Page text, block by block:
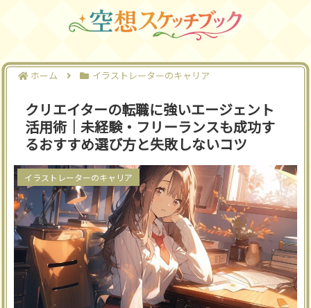
ホーム イラストレーターのキャリア
クリエイターの転職に強いエージェント
活用術｜未経験・フリーランスも成功す
るおすすめ選び方と失敗しないコツ
イラストレーターのキャリア